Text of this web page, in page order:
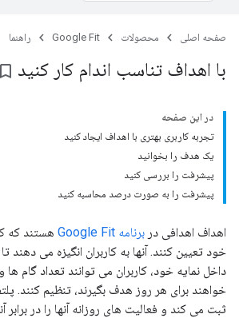
صفحه اصلی محصولات Google Fit راهنما
با اهداف تناسب اندام کار کنید bookmark_border
در این صفحه
تجربه کاربری بهتری با اهداف ایجاد کنید
یک هدف را بخوانید
پیشرفت را بررسی کنید
پیشرفت را به صورت درصد محاسبه کنید
اهداف اهدافی در برنامه Google Fit
هستند که
خود تعیین کنند. آنها به کاربران انگیزه می دهند
داخل نمایه خود، کاربران می توانند تعداد گام ها و
ثبت می کند و فعالیت های روزانه آنها را در برابر